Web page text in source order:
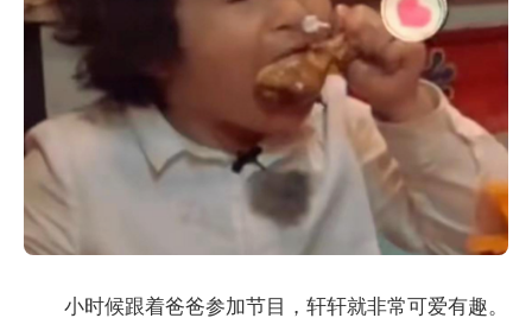
小时候跟着爸爸参加节目，轩轩就非常可爱有趣。